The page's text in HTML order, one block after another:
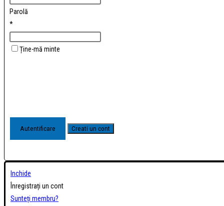
Parolă
*
Ține-mă minte
Inchide
Înregistrați un cont
Sunteți membru?